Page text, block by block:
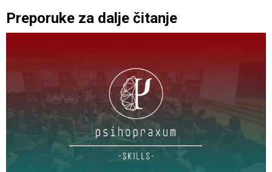
Preporuke za dalje čitanje